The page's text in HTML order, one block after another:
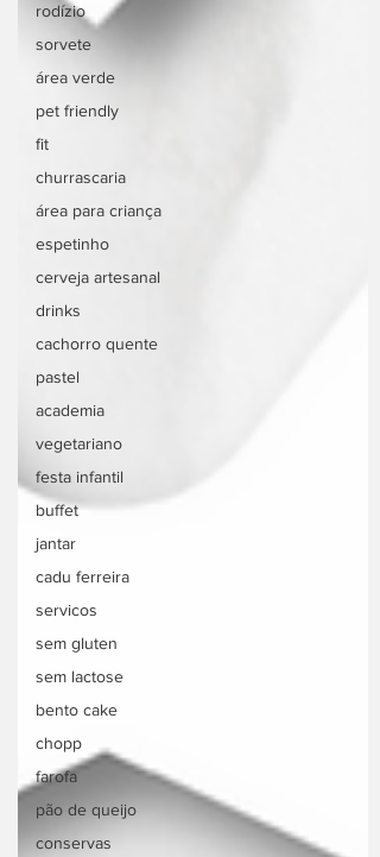
rodízio
sorvete
área verde
pet friendly
fit
churrascaria
área para criança
espetinho
cerveja artesanal
drinks
cachorro quente
pastel
academia
vegetariano
festa infantil
buffet
jantar
cadu ferreira
servicos
sem gluten
sem lactose
bento cake
chopp
farofa
pão de queijo
conservas